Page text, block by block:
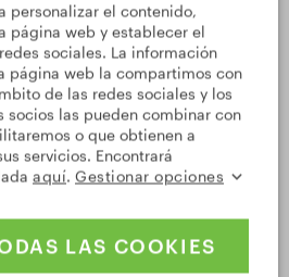
y sus disfraces
personalizar el contenido,
página web y establecer el
sociales. La información
página web la compartimos con
de las redes sociales y los
socios las pueden combinar con
o que obtienen a
servicios. Encontrará
aquí. Gestionar opciones
LAS COOKIES